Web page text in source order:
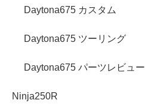
Daytona675 カスタム
Daytona675 ツーリング
Daytona675 パーツレビュー
Ninja250R